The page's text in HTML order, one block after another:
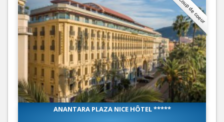
Coup de coeur
ANANTARA PLAZA NICE HÔTEL *****